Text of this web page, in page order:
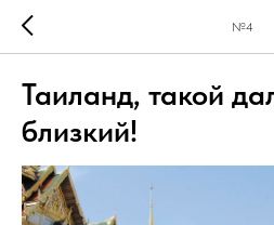
№4
Таиланд, такой
близкий!